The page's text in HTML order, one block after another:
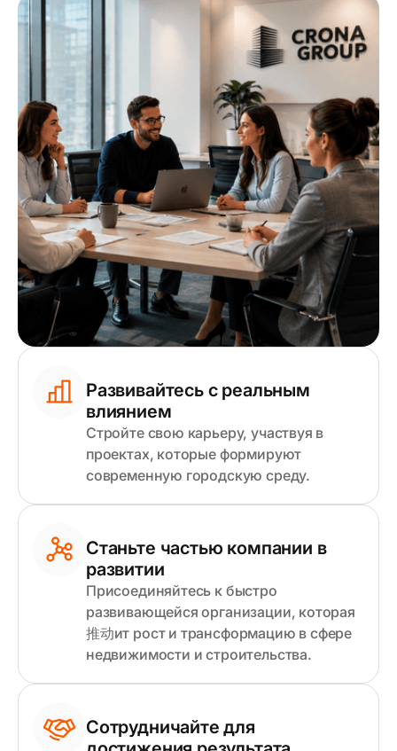
Развивайтесь с реальным
влиянием
Стройте свою карьеру, участвуя в
проектах, которые формируют
современную городскую среду.
Станьте частью компании в
развитии
Присоединяйтесь к быстро
развивающейся организации, которая
推动ит рост и трансформацию в сфере
недвижимости и строительства.
Сотрудничайте для